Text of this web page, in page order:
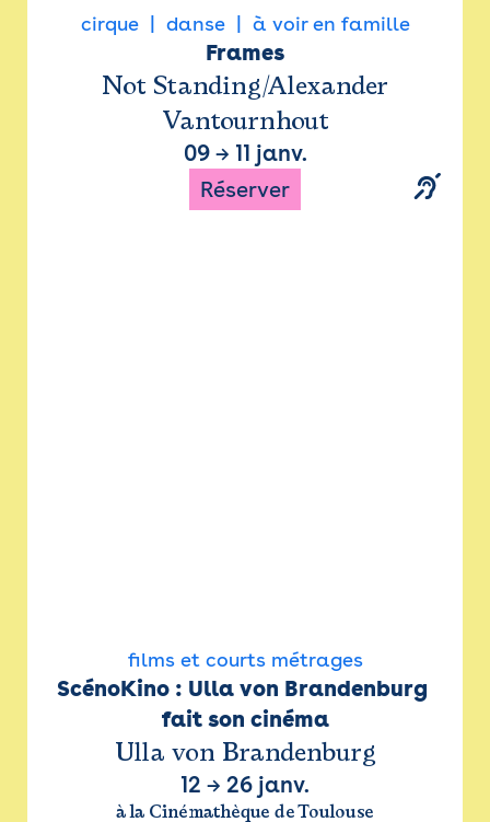
cirque danse à voir en famille
Frames
Not Standing/Alexander
Vantournhout
09→ 11 janv.
Réserver
films et courts métrages
ScénoKino : Ulla von Brandenburg
fait son cinéma
Ulla von Brandenburg
12 → 26 janv.
à la Cinémathèque de Toulouse